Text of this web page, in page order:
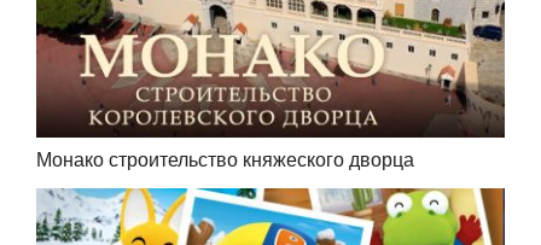
Монако строительство княжеского дворца